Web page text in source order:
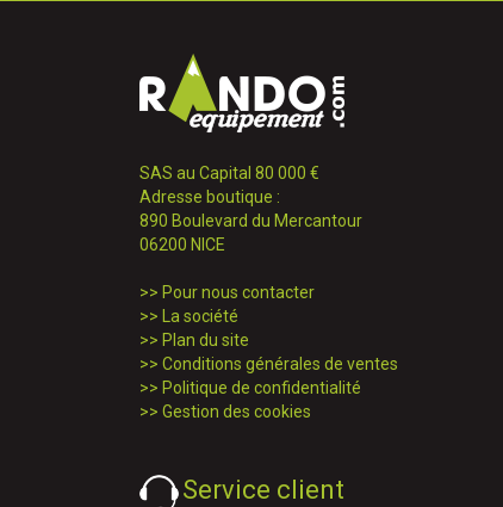
SAS au Capital 80 000 €
Adresse boutique :
890 Boulevard du Mercantour
06200 NICE
>> Pour nous contacter
>> La société
>> Plan du site
>> Conditions générales de ventes
>> Politique de confidentialité
>> Gestion des cookies
Service client